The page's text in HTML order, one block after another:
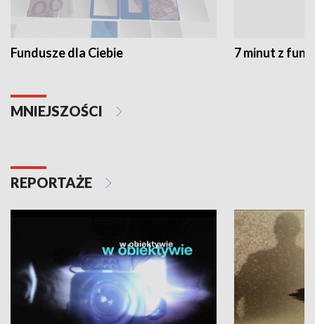
Fundusze dla Ciebie 7 minut z
MNIEJSZOŚCI
REPORTAŻE